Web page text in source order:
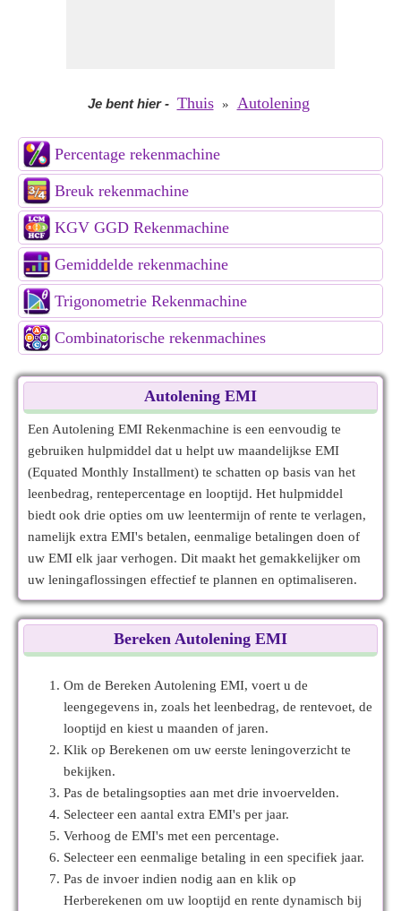
Je bent hier- Thuis » Autolening
Percentage rekenmachine
Breuk rekenmachine
KGV GGD Rekenmachine
Gemiddelde rekenmachine
Trigonometrie Rekenmachine
Combinatorische rekenmachines
Autolening EMI
Een Autolening EMI Rekenmachine is een eenvoudig te
gebruiken hulpmiddel dat u helpt uw maandelijkse EMI
(Equated Monthly Installment) te schatten op basis van het
leenbedrag, rentepercentage en looptijd. Het hulpmiddel
biedt ook drie opties om uw leentermijn of rente te verlagen,
namelijk extra EMI's betalen, eenmalige betalingen doen of
uw EMI elk jaar verhogen. Dit maakt het gemakkelijker om
uw leningaflossingen effectief te plannen en optimaliseren.
Bereken Autolening EMI
Om de Bereken Autolening EMI, voert u de
leengegevens in, zoals het leenbedrag, de rentevoet, de
looptijd en kiest u maanden of jaren.
Klik op Berekenen om uw eerste leningoverzicht te
bekijken.
Pas de betalingsopties aan met drie invoervelden.
Selecteer een aantal extra EMI's per jaar.
Verhoog de EMI's met een percentage.
Selecteer een eenmalige betaling in een specifiek jaar.
Pas de invoer indien nodig aan en klik op
Herberekenen om uw looptijd en rente dynamisch bij